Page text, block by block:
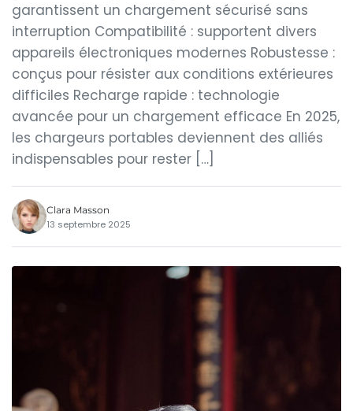
garantissent un chargement sécurisé sans
interruption Compatibilité : supportent divers
appareils électroniques modernes Robustesse :
conçus pour résister aux conditions extérieures
difficiles Recharge rapide : technologie
avancée pour un chargement efficace En 2025,
les chargeurs portables deviennent des alliés
indispensables pour rester […]
Clara Masson
13 septembre 2025